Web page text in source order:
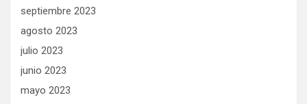
septiembre 2023
agosto 2023
julio 2023
junio 2023
mayo 2023